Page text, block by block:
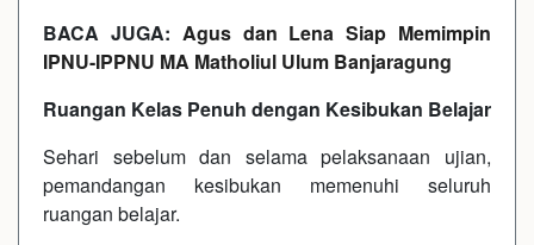
BACA JUGA: Agus dan Lena Siap Memimpin
IPNU-IPPNU MA Matholiul Ulum Banjaragung
Ruangan Kelas Penuh dengan Kesibukan Belajar
Sehari sebelum dan selama pelaksanaan ujian,
pemandangan kesibukan memenuhi seluruh
ruangan belajar.